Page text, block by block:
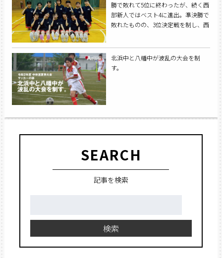
勝で敗れて5位に終わったが、続く西
部新人ではベスト4に進出。準決勝で
敗れたものの、3位決定戦を制し、西
大会を経験し、夏はさらに上を目指
してトレーニングに励んでいる。
北浜中と八幡中が波乱の大会を制
す。
SEARCH
記事を検索
検索